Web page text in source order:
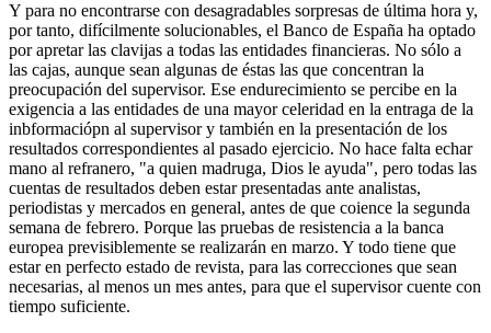
Y para no encontrarse con desagradables sorpresas de última hora y,
por tanto, difícilmente solucionables, el Banco de España ha optado
por apretar las clavijas a todas las entidades financieras. No sólo a
las cajas, aunque sean algunas de éstas las que concentran la
preocupación del supervisor. Ese endurecimiento se percibe en la
exigencia a las entidades de una mayor celeridad en la entraga de la
inbformaciópn al supervisor y también en la presentación de los
resultados correspondientes al pasado ejercicio. No hace falta echar
mano al refranero, "a quien madruga, Dios le ayuda", pero todas las
cuentas de resultados deben estar presentadas ante analistas,
periodistas y mercados en general, antes de que coience la segunda
semana de febrero. Porque las pruebas de resistencia a la banca
europea previsiblemente se realizarán en marzo. Y todo tiene que
estar en perfecto estado de revista, para las correcciones que sean
necesarias, al menos un mes antes, para que el supervisor cuente con
tiempo suficiente.